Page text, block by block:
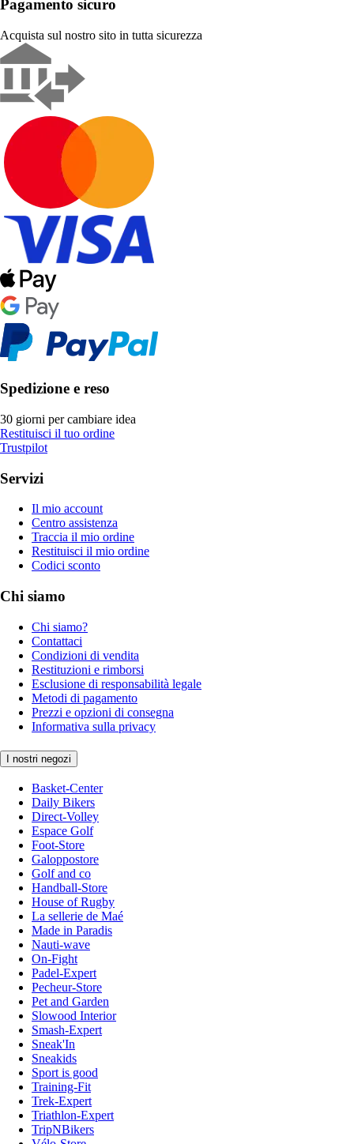
Pagamento sicuro
Acquista sul nostro sito in tutta sicurezza
Spedizione e reso
30 giorni per cambiare idea
Restituisci il tuo ordine
Trustpilot
Servizi
Il mio account
Centro assistenza
Traccia il mio ordine
Restituisci il mio ordine
Codici sconto
Chi siamo
Chi siamo?
Contattaci
Condizioni di vendita
Restituzioni e rimborsi
Esclusione di responsabilità legale
Metodi di pagamento
Prezzi e opzioni di consegna
Informativa sulla privacy
I nostri negozi
Basket-Center
Daily Bikers
Direct-Volley
Espace Golf
Foot-Store
Galoppostore
Golf and co
Handball-Store
House of Rugby
La sellerie de Maé
Made in Paradis
Nauti-wave
On-Fight
Padel-Expert
Pecheur-Store
Pet and Garden
Slowood Interior
Smash-Expert
Sneak'In
Sneakids
Sport is good
Training-Fit
Trek-Expert
Triathlon-Expert
TripNBikers